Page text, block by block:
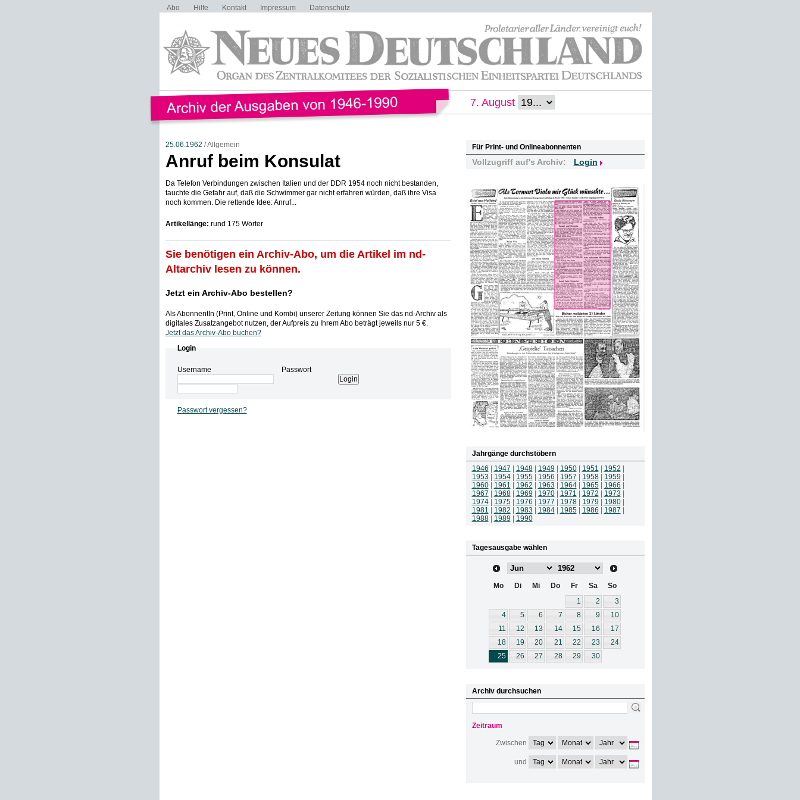
Abo Hilfe Kontakt Impressum Datenschutz
7. August
25.06.1962 / Allgemein
Anruf beim Konsulat
Da Telefon Verbindungen zwischen Italien und der DDR 1954 noch nicht bestanden,
tauchte die Gefahr auf, daß die Schwimmer gar nicht erfahren würden, daß ihre Visa
noch kommen. Die rettende Idee: Anruf...
Artikellänge: rund 175 Wörter
Sie benötigen ein Archiv-Abo, um die Artikel im nd-
Altarchiv lesen zu können.
Jetzt ein Archiv-Abo bestellen?
Als AbonnentIn (Print, Online und Kombi) unserer Zeitung können Sie das nd-Archiv als
digitales Zusatzangebot nutzen, der Aufpreis zu Ihrem Abo beträgt jeweils nur 5 €.
Jetzt das Archiv-Abo buchen?
Login
Username Passwort
Passwort vergessen?
Für Print- und Onlineabonnenten
Vollzugriff auf's Archiv: Login
Jahrgänge durchstöbern
1946
1947 1948| 1949 1950| 1951 1952
1953
1954| 1955| 1956 1957 1958| 1959
1960| 1961 1962 1963 1964| 1965| 1966
1967
1968| 1969 1970| 1971 1972 1973
1974| 1975| 1976 1977 1978| 1979 1980|
1981
1982 1983 1984| 1985| 1986 1987
1988| 1989 1990
Tagesausgabe wählen
Mo Di Mi Do Fr Sa
So
1
2
3
4
5 6 7 8 9
10
11
12 13 14 15 16
17
18
19 20 21 22 23
24
25
26 27 28 29 30
Archiv durchsuchen
Zeitraum
Zwischen
und